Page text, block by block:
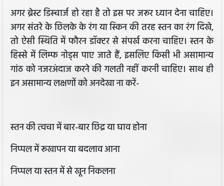
अगर ब्रेस्ट डिस्चार्ज हो रहा है तो इस पर जरूर ध्यान देना चाहिए।
अगर संतरे के छ‍िलके के रंग या स्‍क‍िन की तरह स्‍तन का रंग दिखे,
तो ऐसी स्थिति में फौरन डॉक्टर से संपर्ख करना चाहिए। स्‍तन के
ह‍िस्‍से में ल‍िम्‍फ नोड्स पाए जाते हैं, इसलिए किसी भी असामान्य
गांठ को नजरअंदाज करने की गलती नहीं करनी चाहिए। साथ ही
इन असामान्य लक्षणों को अनदेखा ना करें-
स्‍तन की त्‍वचा में बार-बार छिद्र या घाव होना
निप्‍पल में रूखापन या बदलाव आना
न‍िप्‍पल या स्‍तन में से खून न‍िकलना